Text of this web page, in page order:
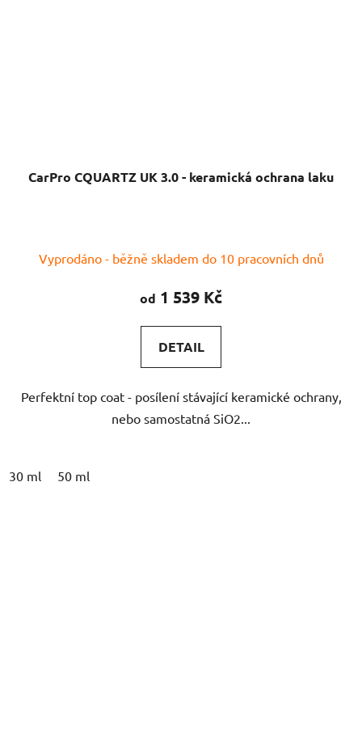
CarPro CQUARTZ UK 3.0 - keramická ochrana laku
Vyprodáno - běžně skladem do 10 pracovních dnů
od 1 539 Kč
DETAIL
Perfektní top coat - posílení stávající keramické ochrany,
nebo samostatná SiO2...
30 ml 50 ml